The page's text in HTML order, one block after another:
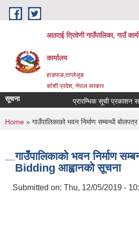
Skip to main content
आठराई त्रिवेणी गाउँपालिका, गाउँ
कार्यालय
हाङपाङ,ताप्लेजुङ
कोशी प्रदेश, नेपाल सरकार
सूचना प्रारम्भिक सूची प्रकाशन
You are here
Home » गाउँपालिकाको भवन निर्माण सम्बन्धी
गाउँपालिकाको भवन निर्माण
Bidding आह्वानको सूचना
Submitted on: Thu, 12/05/2019 -